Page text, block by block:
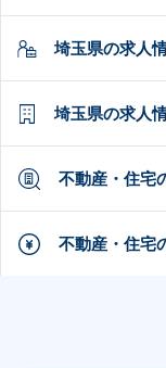
埼玉県の求人
埼玉県の求人
不動産・住宅
不動産・住宅